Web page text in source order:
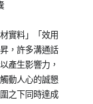
實料」「效用
，許多溝通話
產生影響力，
動人心的誠懇
之下同時達成